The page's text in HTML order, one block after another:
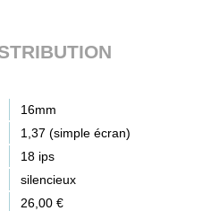
16mm
1,37 (simple écran)
18 ips
silencieux
26,00 €